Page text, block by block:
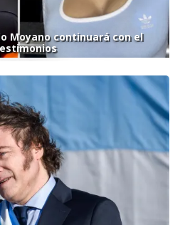
Moyano continuará con el